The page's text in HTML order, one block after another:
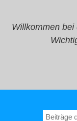
springenWillkommen
Suchen